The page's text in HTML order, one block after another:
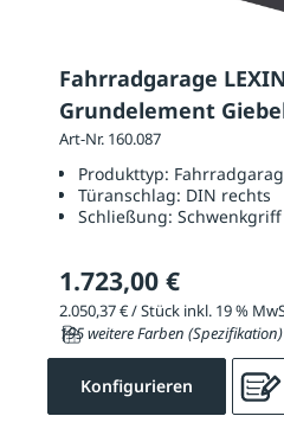
Fahrradgarage
Grundelement
Schwenkhebel
Art-Nr. 160.087
Produkttyp:
Türanschlag: DIN rechts
Schließung:
1.723,00 €
195 weitere Farben (Spezifikation)
Konfigurieren